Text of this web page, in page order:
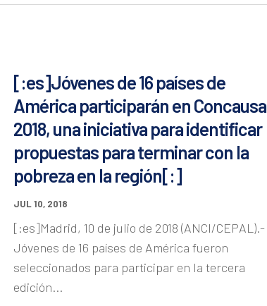
[:es]Jóvenes de 16 países de
América participarán en Concausa
2018, una iniciativa para identificar
propuestas para terminar con la
pobreza en la región[:]
JUL 10, 2018
[:es]Madrid, 10 de julio de 2018 (ANCI/CEPAL).-
Jóvenes de 16 países de América fueron
seleccionados para participar en la tercera
edición...